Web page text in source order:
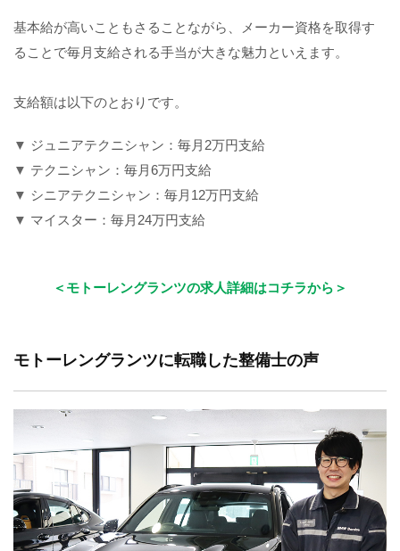
基本給が高いこともさることながら、メーカー資格を取得す
ることで毎月支給される手当が大きな魅力といえます。
支給額は以下のとおりです。
ジュニアテクニシャン：毎月2万円支給
テクニシャン：毎月6万円支給
シニアテクニシャン：毎月12万円支給
マイスター：毎月24万円支給
＜モトーレングランツの求人詳細はコチラから＞
モトーレングランツに転職した整備士の声